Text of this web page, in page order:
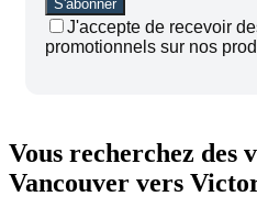
J'accepte de recevoir
promotionnels sur nos
Vous recherchez des
Vancouver vers